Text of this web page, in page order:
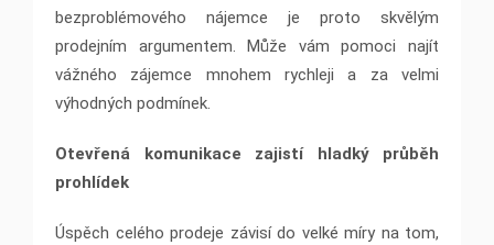
bezproblémového nájemce je proto skvělým
prodejním argumentem. Může vám pomoci najít
vážného zájemce mnohem rychleji a za velmi
výhodných podmínek.
Otevřená komunikace zajistí hladký průběh
prohlídek
Úspěch celého prodeje závisí do velké míry na tom,